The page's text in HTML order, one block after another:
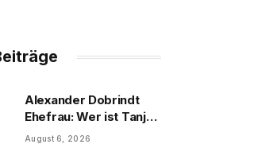
Alexander Dobrindt
Ehefrau: Wer ist Tanja
Käser?
August 6, 2026